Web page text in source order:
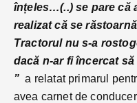
înțeles…(..) se pare că
realizat că se
Tractorul nu s-a
dacă n-ar fi încercat
”a relatat primarul
avea carnet de